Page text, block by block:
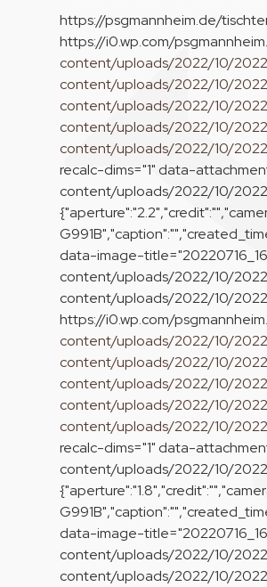
https://psgmannheim.de/
https://i0.wp.com/
content/uploads/2022/10/
content/uploads/2022/10/
content/uploads/2022/10/
content/uploads/2022/10/
content/uploads/2022/10/
recalc-dims="1" data-
content/uploads/2022/10/
data-image-
content/uploads/2022/10/
content/uploads/2022/10/
https://i0.wp.com/
content/uploads/2022/10/
content/uploads/2022/10/
content/uploads/2022/10/
content/uploads/2022/10/
content/uploads/2022/10/
recalc-dims="1" data-
content/uploads/2022/10/
data-image-
content/uploads/2022/10/
content/uploads/2022/10/